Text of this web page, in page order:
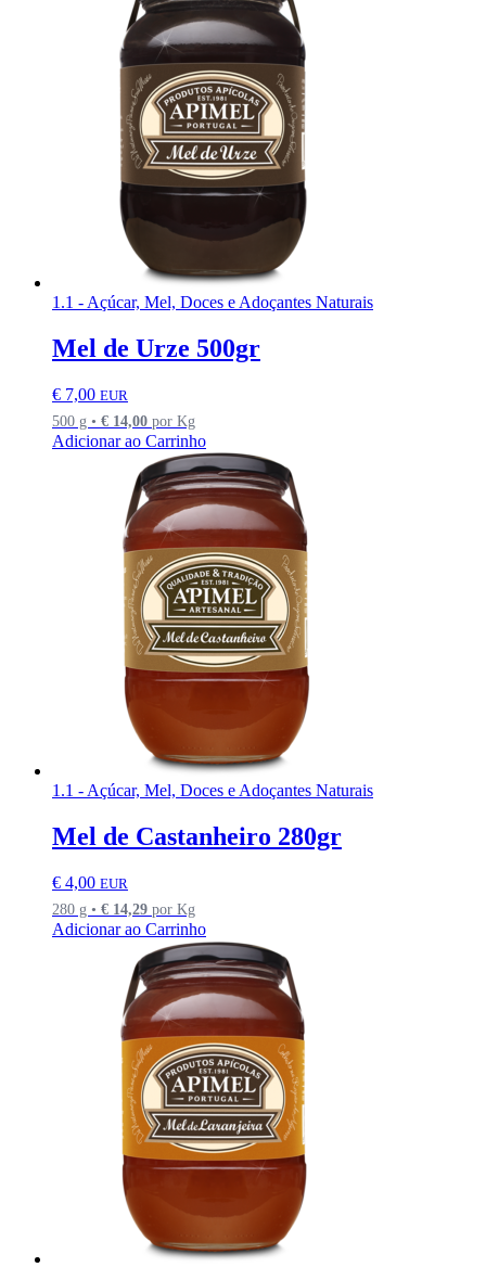
1.1 - Açúcar, Mel, Doces e Adoçantes Naturais
Mel de Urze 500gr
€ 7,00 EUR
500 g • € 14,00 por Kg
Adicionar ao Carrinho
1.1 - Açúcar, Mel, Doces e Adoçantes Naturais
Mel de Castanheiro 280gr
€ 4,00 EUR
280 g • € 14,29 por Kg
Adicionar ao Carrinho